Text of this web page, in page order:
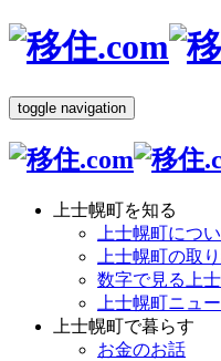
toggle navigation
上士幌町を知る
上士幌町につ
上士幌町の取
数字で見る上
上士幌町ニュ
上士幌町で暮らす
お金のお話